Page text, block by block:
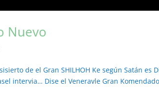
Nuevo
de el Gran SHILHOH Ke según Satán es
intervia… Dise el Veneravle Gran